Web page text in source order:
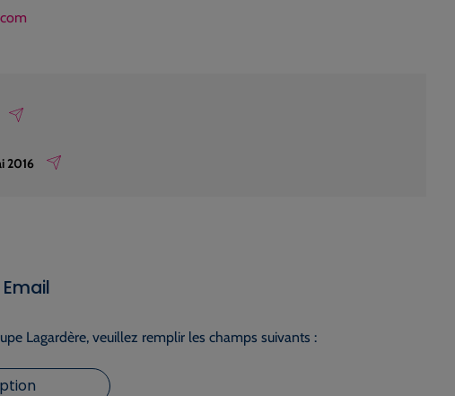
2016
Lagardère, veuillez remplir les champs suivants :